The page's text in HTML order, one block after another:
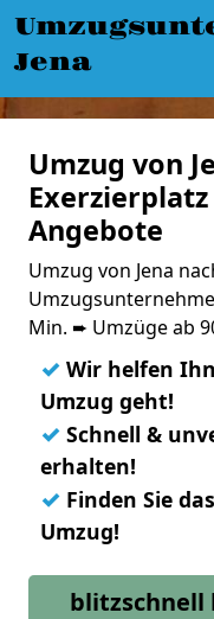
Jena
Umzug von
Angebote
Umzug von Jena
Min. ➨ Umzüge ab
✓ Wir helfen
Umzug geht!
✓ Schnell &
erhalten!
✓ Finden Sie
Umzug!
blitzschnell